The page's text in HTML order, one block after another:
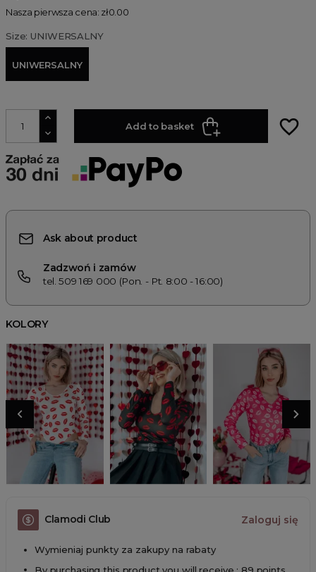
Nasza pierwsza cena: zł0.00
Size: UNIWERSALNY
UNIWERSALNY
Add to basket favorite_border
Ask about product
Zadzwoń i zamów
tel. 509 169 000 (Pon. - Pt. 8:00 - 16:00)
KOLORY
Clamodi Club Zaloguj się
Wymieniaj punkty za zakupy na rabaty